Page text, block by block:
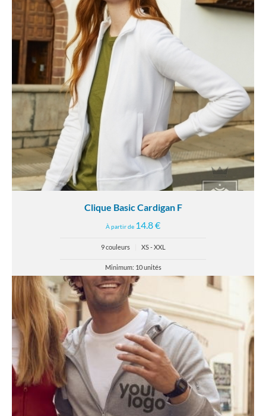
Clique Basic Cardigan F
À partir de 14.8 €
9 couleurs XS - XXL
Minimum: 10 unités